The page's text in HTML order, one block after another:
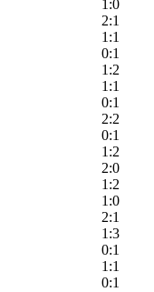
1:0
2:1
1:1
0:1
1:2
1:1
0:1
2:2
0:1
1:2
2:0
1:2
1:0
2:1
1:3
0:1
1:1
0:1